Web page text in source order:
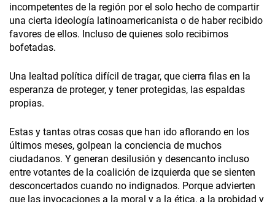
incompetentes de la región por el solo hecho de compartir
una cierta ideología latinoamericanista o de haber recibido
favores de ellos. Incluso de quienes solo recibimos
bofetadas.
Una lealtad política difícil de tragar, que cierra filas en la
esperanza de proteger, y tener protegidas, las espaldas
propias.
Estas y tantas otras cosas que han ido aflorando en los
últimos meses, golpean la conciencia de muchos
ciudadanos. Y generan desilusión y desencanto incluso
entre votantes de la coalición de izquierda que se sienten
desconcertados cuando no indignados. Porque advierten
que las invocaciones a la moral y a la ética, a la probidad y